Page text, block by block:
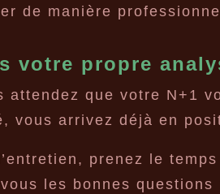
de manière
votre propre
attendez que votre N+1
vous arrivez déjà en
prenez le
les bonnes